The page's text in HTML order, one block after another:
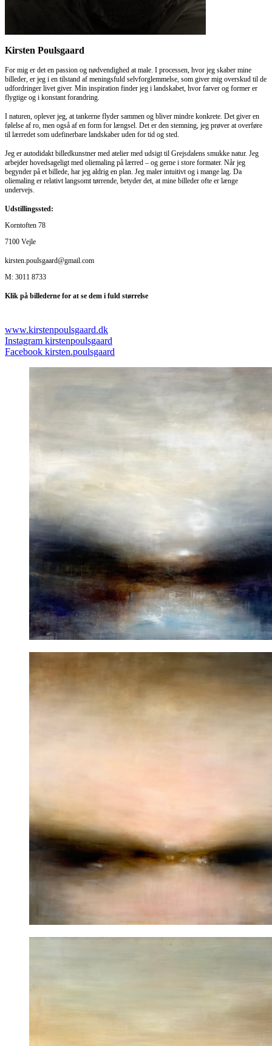
Kirsten Poulsgaard
For mig er det en passion og nødvendighed at male. I processen, hvor jeg skaber mine
billeder, er jeg i en tilstand af meningsfuld selvforglemmelse, som giver mig overskud til de
udfordringer livet giver. Min inspiration finder jeg i landskabet, hvor farver og former er
flygtige og i konstant forandring.
I naturen, oplever jeg, at tankerne flyder sammen og bliver mindre konkrete. Det giver en
følelse af ro, men også af en form for længsel. Det er den stemning, jeg prøver at overføre
til lærredet som udefinerbare landskaber uden for tid og sted.
Jeg er autodidakt billedkunstner med atelier med udsigt til Grejsdalens smukke natur. Jeg
arbejder hovedsageligt med oliemaling på lærred – og gerne i store formater. Når jeg
begynder på et billede, har jeg aldrig en plan. Jeg maler intuitivt og i mange lag. Da
oliemaling er relativt langsomt tørrende, betyder det, at mine billeder ofte er længe
undervejs.
Udstillingssted:
Korntoften 78
7100 Vejle
kirsten.poulsgaard@gmail.com
M: 3011 8733
Klik på billederne for at se dem i fuld størrelse
www.kirstenpoulsgaard.dk
Instagram kirstenpoulsgaard
Facebook kirsten.poulsgaard